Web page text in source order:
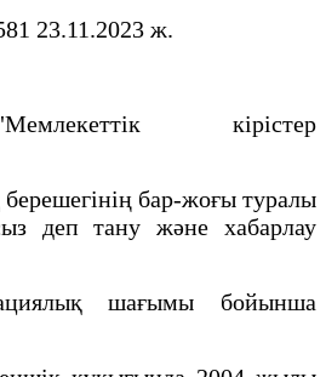
23.11.2023 ж.
кірістер
бар-жоғы туралы
деп тану және хабарлау
шағымы бойынша